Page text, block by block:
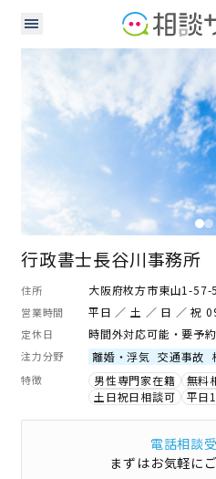
行政書士長谷川事務所
住所 大阪府枚方市東山1-
営業時間 平日 ／ 土 ／ 日 ／ 祝
定休日 時間外対応可能・要予
注力分野 離婚・浮気 交通事故
特徴 男性専門家在籍 無料
土日祝日相談可
平日
電話相談
まずはお気軽に